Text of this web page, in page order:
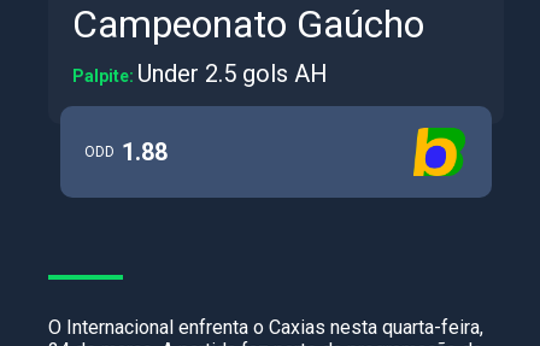
Campeonato Gaúcho
Palpite: Under 2.5 gols AH
ODD 1.88
O Internacional enfrenta o Caxias nesta quarta-feira,